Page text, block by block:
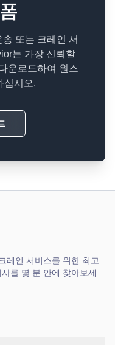
또는 크레인 서
는 가장 신뢰할
운로드하여 원스
십시오.
레인 서비스를 위한 최고
를 몇 분 안에 찾아보세